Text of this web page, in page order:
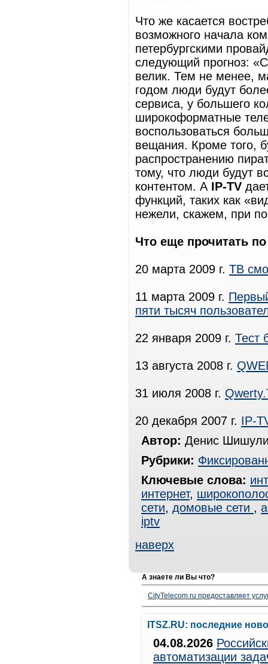
Что же касается
возможного начала
петербургскими
следующий прогноз:
велик. Тем не менее,
годом люди будут
сервиса, у большего
широкоформатные
воспользоваться
вещания. Кроме того,
распространению
тому, что люди будут
контентом. А IP-TV
функций, таких как
нежели, скажем, при
Что еще прочитать
20 марта 2009 г. ТВ
11 марта 2009 г.
пяти тысяч
22 января 2009 г. Тест
13 августа 2008 г.
31 июля 2008 г.
20 декабря 2007 г. IP-
Автор: Денис
Рубрики:
Ключевые слова:
интернет,
сети, домовые сети ,
iptv
наверх
А знаете ли Вы что?
CityTelecom.ru предоставляет
ITSZ.RU: последние
04.08.2026
автоматизации